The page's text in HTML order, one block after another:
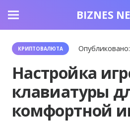
BIZNES
КРИПТОВАЛЮТА Опубликовано:
Настройка
клавиатуры
комфортной